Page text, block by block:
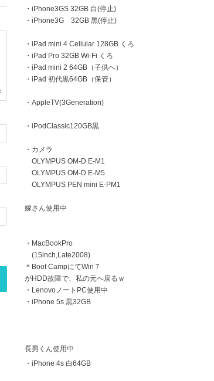
・iPhone3GS 32GB 白(停止)
・iPhone3G 32GB 黒(停止)
・iPad mini 4 Cellular 128GB くろ
・iPad Pro 32GB Wi-Fi くろ
・iPad mini 2 64GB（子供へ）
・iPad 初代黒64GB（保管）
・AppleTV(3Generation)
・iPodClassic120GB黒
・カメラ
OLYMPUS OM-D E-M1
OLYMPUS OM-D E-M5
OLYMPUS PEN mini E-PM1
嫁さん使用中
・MacBookPro
(15inch,Late2008)
＊Boot CampにてWin７
がHDD故障で、私の元へ戻るｗ
・LenovoノートPC使用中
・iPhone 5s 黒32GB
長男くん使用中
・iPhone 4s 白64GB